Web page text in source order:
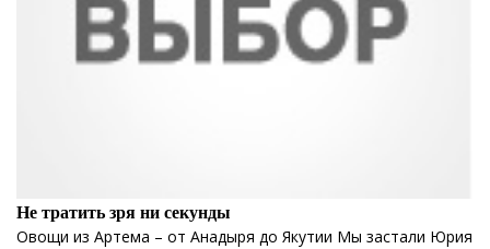
Не тратить зря ни секунды
Овощи из Артема – от Анадыря до Якутии Мы застали Юрия